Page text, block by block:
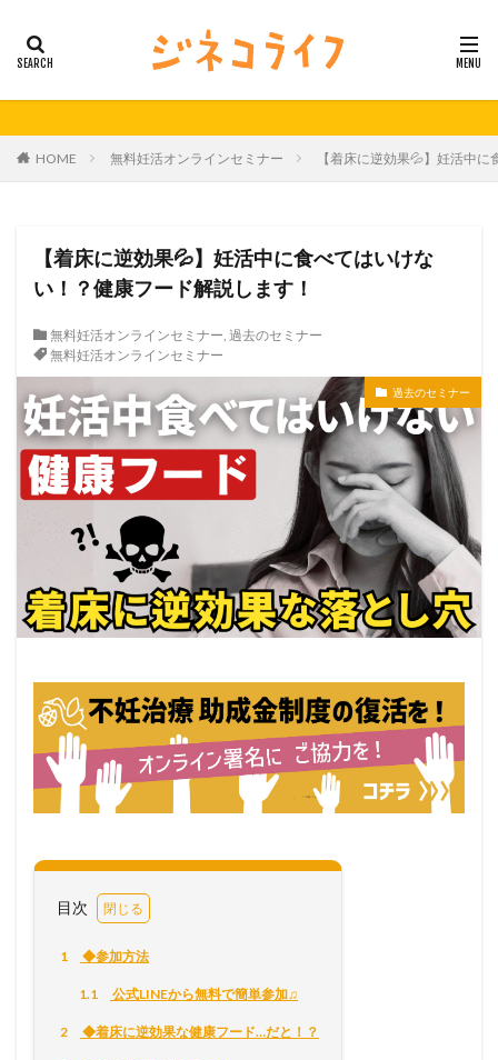
HOME 無料妊活オンラインセミナー 【着床に逆効果💦】妊活中
【着床に逆効果💦】妊活中に食べてはいけな
い！？健康フード解説します！
無料妊活オンラインセミナー, 過去のセミナー
無料妊活オンラインセミナー
過去のセミナー
目次
1 ◆参加方法
1.1 公式LINEから無料で簡単参加♫
2 ◆着床に逆効果な健康フード…だと！？
男性不妊
検索